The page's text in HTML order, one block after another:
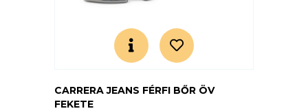
CARRERA JEANS FÉRFI BŐR ÖV
FEKETE